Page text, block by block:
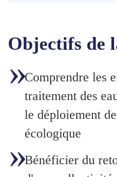
Objectifs de
Comprendre les
traitement des
le déploiement
écologique
Bénéficier du